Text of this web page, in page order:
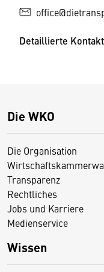
Detaillierte
Die WKO
Die Organisation
Transparenz
Rechtliches
Jobs und Karriere
Medienservice
Wissen